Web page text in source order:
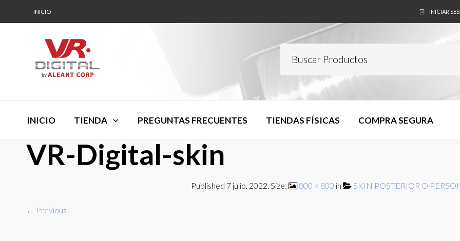
INICIO INICIAR
INICIO TIENDA PREGUNTAS FRECUENTES TIENDAS FÍSICAS COMPRA SEGURA
VR-Digital-skin
Published 7 julio, 2022. Size: 800 × 800 in SKIN POSTERIOR O
← Previous